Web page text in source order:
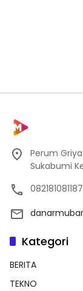
Perum Griya
Sukabumi
082181081187
Kategori
BERITA
TEKNO